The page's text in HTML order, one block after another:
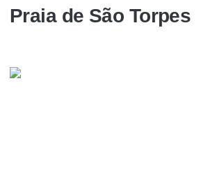
Praia de São Torpes